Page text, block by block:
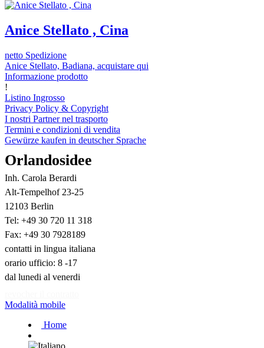
Anice Stellato , Cina
netto Spedizione
Anice Stellato, Badiana, acquistare qui
Informazione prodotto
!
Listino Ingrosso
Privacy Policy & Copyright
I nostri Partner nel trasporto
Termini e condizioni di vendita
Gewürze kaufen in deutscher Sprache
Orlandosidee
Inh. Carola Berardi
Alt-Tempelhof 23-25
12103 Berlin
Tel: +49 30 720 11 318
Fax: +49 30 7928189
contatti in lingua italiana
orario ufficio: 8 -17
dal lunedi al venerdi
Modalità mobile
Home